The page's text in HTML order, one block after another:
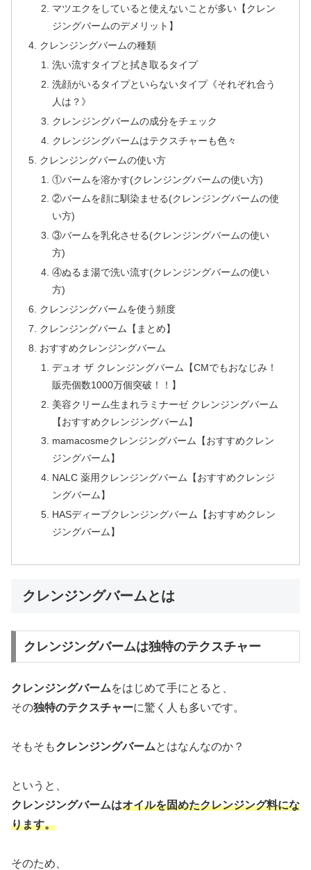
マツエクをしていると使えないことが多い【クレン
ジングバームのデメリット】
クレンジングバームの種類
洗い流すタイプと拭き取るタイプ
洗顔がいるタイプといらないタイプ《それぞれ合う
人は？》
クレンジングバームの成分をチェック
クレンジングバームはテクスチャーも色々
クレンジングバームの使い方
①バームを溶かす(クレンジングバームの使い方)
②バームを顔に馴染ませる(クレンジングバームの使
い方)
③バームを乳化させる(クレンジングバームの使い
方)
④ぬるま湯で洗い流す(クレンジングバームの使い
方)
クレンジングバームを使う頻度
クレンジングバーム【まとめ】
おすすめクレンジングバーム
デュオ ザ クレンジングバーム【CMでもおなじみ！
販売個数1000万個突破！！】
美容クリーム生まれラミナーゼ クレンジングバーム
【おすすめクレンジングバーム】
mamacosmeクレンジングバーム【おすすめクレン
ジングバーム】
NALC 薬用クレンジングバーム【おすすめクレンジ
ングバーム】
HASディープクレンジングバーム【おすすめクレン
ジングバーム】
クレンジングバームとは
クレンジングバームは独特のテクスチャー
クレンジングバームをはじめて手にとると、
その独特のテクスチャーに驚く人も多いです。
そもそもクレンジングバームとはなんなのか？
というと、
クレンジングバームはオイルを固めたクレンジング料にな
ります。
そのため、